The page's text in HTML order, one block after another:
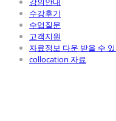
수강후기
수업질문
고객지원
자료정보 다운 받을 수
collocation 자료